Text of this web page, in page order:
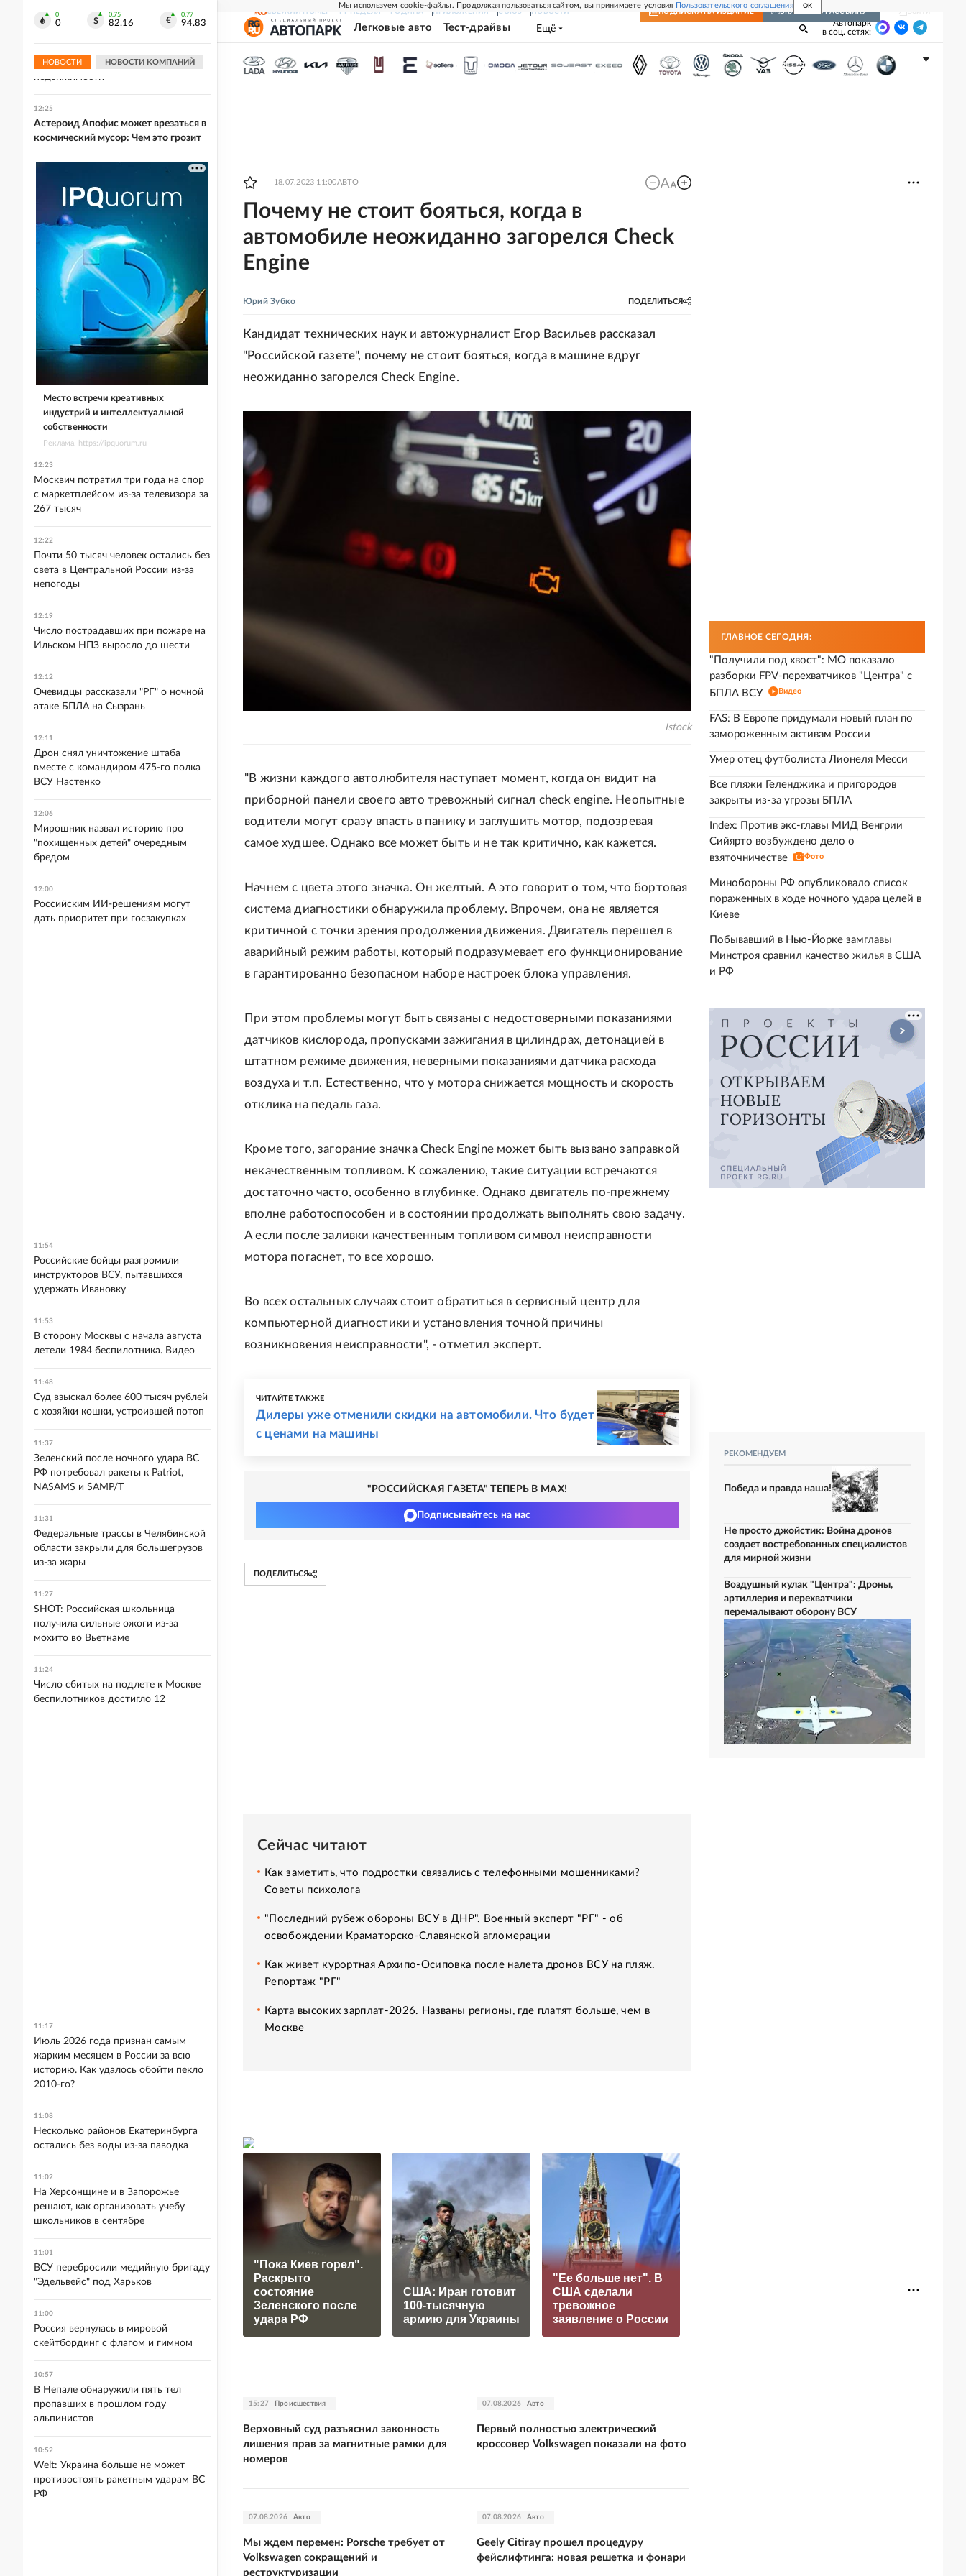
Мы используем cookie-файлы. Продолжая пользоваться сайтом, вы принимаете условия Пользовательского соглашения OK
СВЕЖИЙ НОМЕР РГ-НЕДЕЛЯ РОДИНА ПРИЛОЖЕНИЯ СОЮЗ НОВОСТИ ПОДПИСКА НА ИЗДАНИЕ ВКЛЮЧИТЬ РАССЫЛКУ
Легковые авто Тест-драйвы Ещё
Автопарк
в соц. сетях:
18.07.2023 11:00АВТО
Почему не стоит бояться, когда в
автомобиле неожиданно загорелся Check
Engine
Юрий Зубко ПОДЕЛИТЬСЯ
Кандидат технических наук и автожурналист Егор Васильев рассказал
"Российской газете", почему не стоит бояться, когда в машине вдруг
неожиданно загорелся Check Engine.
Istock
"В жизни каждого автолюбителя наступает момент, когда он видит на
приборной панели своего авто тревожный сигнал check engine. Неопытные
водители могут сразу впасть в панику и заглушить мотор, подозревая
самое худшее. Однако все может быть и не так критично, как кажется.
Начнем с цвета этого значка. Он желтый. А это говорит о том, что бортовая
система диагностики обнаружила проблему. Впрочем, она не является
критичной с точки зрения продолжения движения. Двигатель перешел в
аварийный режим работы, который подразумевает его функционирование
в гарантированно безопасном наборе настроек блока управления.
При этом проблемы могут быть связаны с недостоверными показаниями
датчиков кислорода, пропусками зажигания в цилиндрах, детонацией в
штатном режиме движения, неверными показаниями датчика расхода
воздуха и т.п. Естественно, что у мотора снижается мощность и скорость
отклика на педаль газа.
Кроме того, загорание значка Check Engine может быть вызвано заправкой
некачественным топливом. К сожалению, такие ситуации встречаются
достаточно часто, особенно в глубинке. Однако двигатель по-прежнему
вполне работоспособен и в состоянии продолжать выполнять свою задачу.
А если после заливки качественным топливом символ неисправности
мотора погаснет, то все хорошо.
Во всех остальных случаях стоит обратиться в сервисный центр для
компьютерной диагностики и установления точной причины
возникновения неисправности", - отметил эксперт.
ЧИТАЙТЕ ТАКЖЕ
Дилеры уже отменили скидки на автомобили. Что будет
с ценами на машины
"РОССИЙСКАЯ ГАЗЕТА" ТЕПЕРЬ В MAX!
Подписывайтесь на нас
ПОДЕЛИТЬСЯ
Сейчас читают
Как заметить, что подростки связались с телефонными мошенниками?
Советы психолога
"Последний рубеж обороны ВСУ в ДНР". Военный эксперт "РГ" - об
освобождении Краматорско-Славянской агломерации
Как живет курортная Архипо-Осиповка после налета дронов ВСУ на пляж.
Репортаж "РГ"
Карта высоких зарплат-2026. Названы регионы, где платят больше, чем в
Москве
"Пока Киев горел".
Раскрыто
состояние
Зеленского после
удара РФ
США: Иран готовит
100-тысячную
армию для Украины
"Ее больше нет". В
США сделали
тревожное
заявление о России
неожиданное
15:27 Происшествия
Верховный суд разъяснил законность
лишения прав за магнитные рамки для
номеров
07.08.2026 Авто
Первый полностью электрический
кроссовер Volkswagen показали на фото
07.08.2026 Авто
Мы ждем перемен: Porsche требует от
Volkswagen сокращений и
реструктуризации
07.08.2026 Авто
Geely Citiray прошел процедуру
фейслифтинга: новая решетка и фонари
ГЛАВНОЕ СЕГОДНЯ:
"Получили под хвост": МО показало
разборки FPV-перехватчиков "Центра" с
БПЛА ВСУ
Видео
FAS: В Европе придумали новый план по
замороженным активам России
Умер отец футболиста Лионеля Месси
Все пляжи Геленджика и пригородов
закрыты из-за угрозы БПЛА
Index: Против экс-главы МИД Венгрии
Сийярто возбуждено дело о
взяточничестве
Фото
Минобороны РФ опубликовало список
пораженных в ходе ночного удара целей в
Киеве
Побывавший в Нью-Йорке замглавы
Минстроя сравнил качество жилья в США
и РФ
РЕКОМЕНДУЕМ
Победа и правда наша!
Не просто джойстик: Война дронов
создает востребованных специалистов
для мирной жизни
Воздушный кулак "Центра": Дроны,
артиллерия и перехватчики
перемалывают оборону ВСУ
0
0
0.75
82.16
0.77
94.83
НОВОСТИ НОВОСТИ КОМПАНИЙ
ввести в строй 16,1 млн кв. м
недвижимости
12:25
Астероид Апофис может врезаться в
космический мусор: Чем это грозит
Место встречи креативных
индустрий и интеллектуальной
собственности
Реклама. https://ipquorum.ru
12:23
Москвич потратил три года на спор
с маркетплейсом из-за телевизора за
267 тысяч
12:22
Почти 50 тысяч человек остались без
света в Центральной России из-за
непогоды
12:19
Число пострадавших при пожаре на
Ильском НПЗ выросло до шести
12:12
Очевидцы рассказали "РГ" о ночной
атаке БПЛА на Сызрань
12:11
Дрон снял уничтожение штаба
вместе с командиром 475-го полка
ВСУ Настенко
12:06
Мирошник назвал историю про
"похищенных детей" очередным
бредом
12:00
Российским ИИ-решениям могут
дать приоритет при госзакупках
11:54
Российские бойцы разгромили
инструкторов ВСУ, пытавшихся
удержать Ивановку
11:53
В сторону Москвы с начала августа
летели 1984 беспилотника. Видео
11:48
Суд взыскал более 600 тысяч рублей
с хозяйки кошки, устроившей потоп
11:37
Зеленский после ночного удара ВС
РФ потребовал ракеты к Patriot,
NASAMS и SAMP/T
11:31
Федеральные трассы в Челябинской
области закрыли для большегрузов
из-за жары
11:27
SHOT: Российская школьница
получила сильные ожоги из-за
мохито во Вьетнаме
11:24
Число сбитых на подлете к Москве
беспилотников достигло 12
11:17
Июль 2026 года признан самым
жарким месяцем в России за всю
историю. Как удалось обойти пекло
2010-го?
11:08
Несколько районов Екатеринбурга
остались без воды из-за паводка
11:02
На Херсонщине и в Запорожье
решают, как организовать учебу
школьников в сентябре
11:01
ВСУ перебросили медийную бригаду
"Эдельвейс" под Харьков
11:00
Россия вернулась в мировой
скейтбординг с флагом и гимном
10:57
В Непале обнаружили пять тел
пропавших в прошлом году
альпинистов
10:52
Welt: Украина больше не может
противостоять ракетным ударам ВС
РФ